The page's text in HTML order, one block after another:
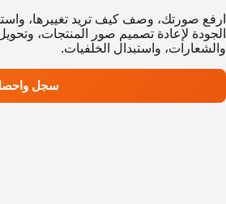
الجودة لإعادة تصميم صور المنتجات،
والشعارات، واستبدال الخلفيات.
سجل واحصل على 400